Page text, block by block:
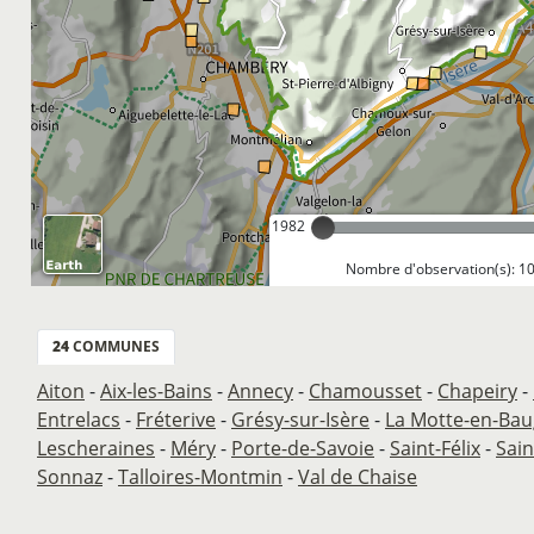
1982
Nombre d'observation(s):
24COMMUNES
Aiton -Aix-les-Bains -Annecy- Chamousset- Chapeiry-
Entrelacs - Fréterive- Grésy-sur-Isère- La Motte-en-
Lescheraines - Méry- Porte-de-Savoie-Saint-Félix-
Sonnaz-Talloires-Montmin -Val de Chaise